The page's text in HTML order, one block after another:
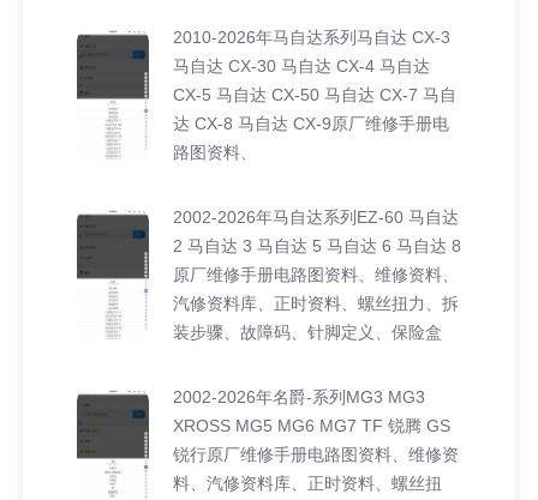
2010-2026年马自达系列马自达 CX-3
马自达 CX-30 马自达 CX-4 马自达
CX-5 马自达 CX-50 马自达 CX-7 马自
达 CX-8 马自达 CX-9原厂维修手册电
路图资料、
2002-2026年马自达系列EZ-60 马自达
2 马自达 3 马自达 5 马自达 6 马自达 8
原厂维修手册电路图资料、维修资料、
汽修资料库、正时资料、螺丝扭力、拆
装步骤、故障码、针脚定义、保险盒
2002-2026年名爵-系列MG3 MG3
XROSS MG5 MG6 MG7 TF 锐腾 GS
锐行原厂维修手册电路图资料、维修资
料、汽修资料库、正时资料、螺丝扭